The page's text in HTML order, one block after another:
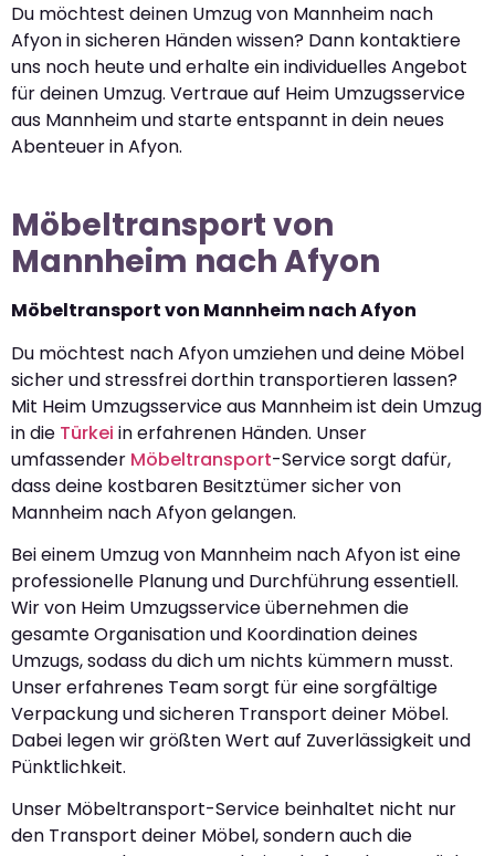
Du möchtest deinen Umzug von Mannheim nach
Afyon in sicheren Händen wissen? Dann kontaktiere
uns noch heute und erhalte ein individuelles Angebot
für deinen Umzug. Vertraue auf Heim Umzugsservice
aus Mannheim und starte entspannt in dein neues
Abenteuer in Afyon.
Möbeltransport von
Mannheim nach Afyon
Möbeltransport von Mannheim nach Afyon
Du möchtest nach Afyon umziehen und deine Möbel
sicher und stressfrei dorthin transportieren lassen?
Mit Heim Umzugsservice aus Mannheim ist dein Umzug
in die Türkei in erfahrenen Händen. Unser
umfassender Möbeltransport-Service sorgt dafür,
dass deine kostbaren Besitztümer sicher von
Mannheim nach Afyon gelangen.
Bei einem Umzug von Mannheim nach Afyon ist eine
professionelle Planung und Durchführung essentiell.
Wir von Heim Umzugsservice übernehmen die
gesamte Organisation und Koordination deines
Umzugs, sodass du dich um nichts kümmern musst.
Unser erfahrenes Team sorgt für eine sorgfältige
Verpackung und sicheren Transport deiner Möbel.
Dabei legen wir größten Wert auf Zuverlässigkeit und
Pünktlichkeit.
Unser Möbeltransport-Service beinhaltet nicht nur
den Transport deiner Möbel, sondern auch die